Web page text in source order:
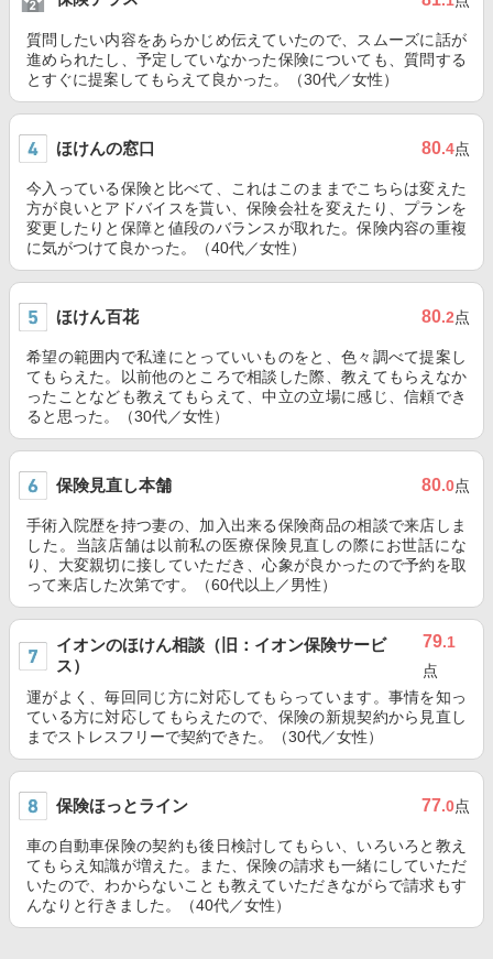
質問したい内容をあらかじめ伝えていたので、スムーズに話が
進められたし、予定していなかった保険についても、質問する
とすぐに提案してもらえて良かった。（30代／女性）
ほけんの窓口 80.4点
今入っている保険と比べて、これはこのままでこちらは変えた
方が良いとアドバイスを貰い、保険会社を変えたり、プランを
変更したりと保障と値段のバランスが取れた。保険内容の重複
に気がつけて良かった。（40代／女性）
ほけん百花 80.2点
希望の範囲内で私達にとっていいものをと、色々調べて提案し
てもらえた。以前他のところで相談した際、教えてもらえなか
ったことなども教えてもらえて、中立の立場に感じ、信頼でき
ると思った。（30代／女性）
保険見直し本舗 80.0点
手術入院歴を持つ妻の、加入出来る保険商品の相談で来店しま
した。当該店舗は以前私の医療保険見直しの際にお世話にな
り、大変親切に接していただき、心象が良かったので予約を取
って来店した次第です。（60代以上／男性）
イオンのほけん相談（旧：イオン保険サービ
ス）
79.1
点
運がよく、毎回同じ方に対応してもらっています。事情を知っ
ている方に対応してもらえたので、保険の新規契約から見直し
までストレスフリーで契約できた。（30代／女性）
保険ほっとライン 77.0点
車の自動車保険の契約も後日検討してもらい、いろいろと教え
てもらえ知識が増えた。また、保険の請求も一緒にしていただ
いたので、わからないことも教えていただきながらで請求もす
んなりと行きました。（40代／女性）